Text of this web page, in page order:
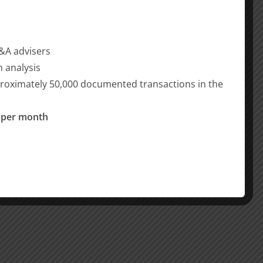
advisers
analysis
50,000 documented transactions in the
month